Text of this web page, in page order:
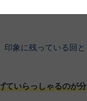
てくれたのでそれで
象に残っている回と
ていらっしゃるのが分